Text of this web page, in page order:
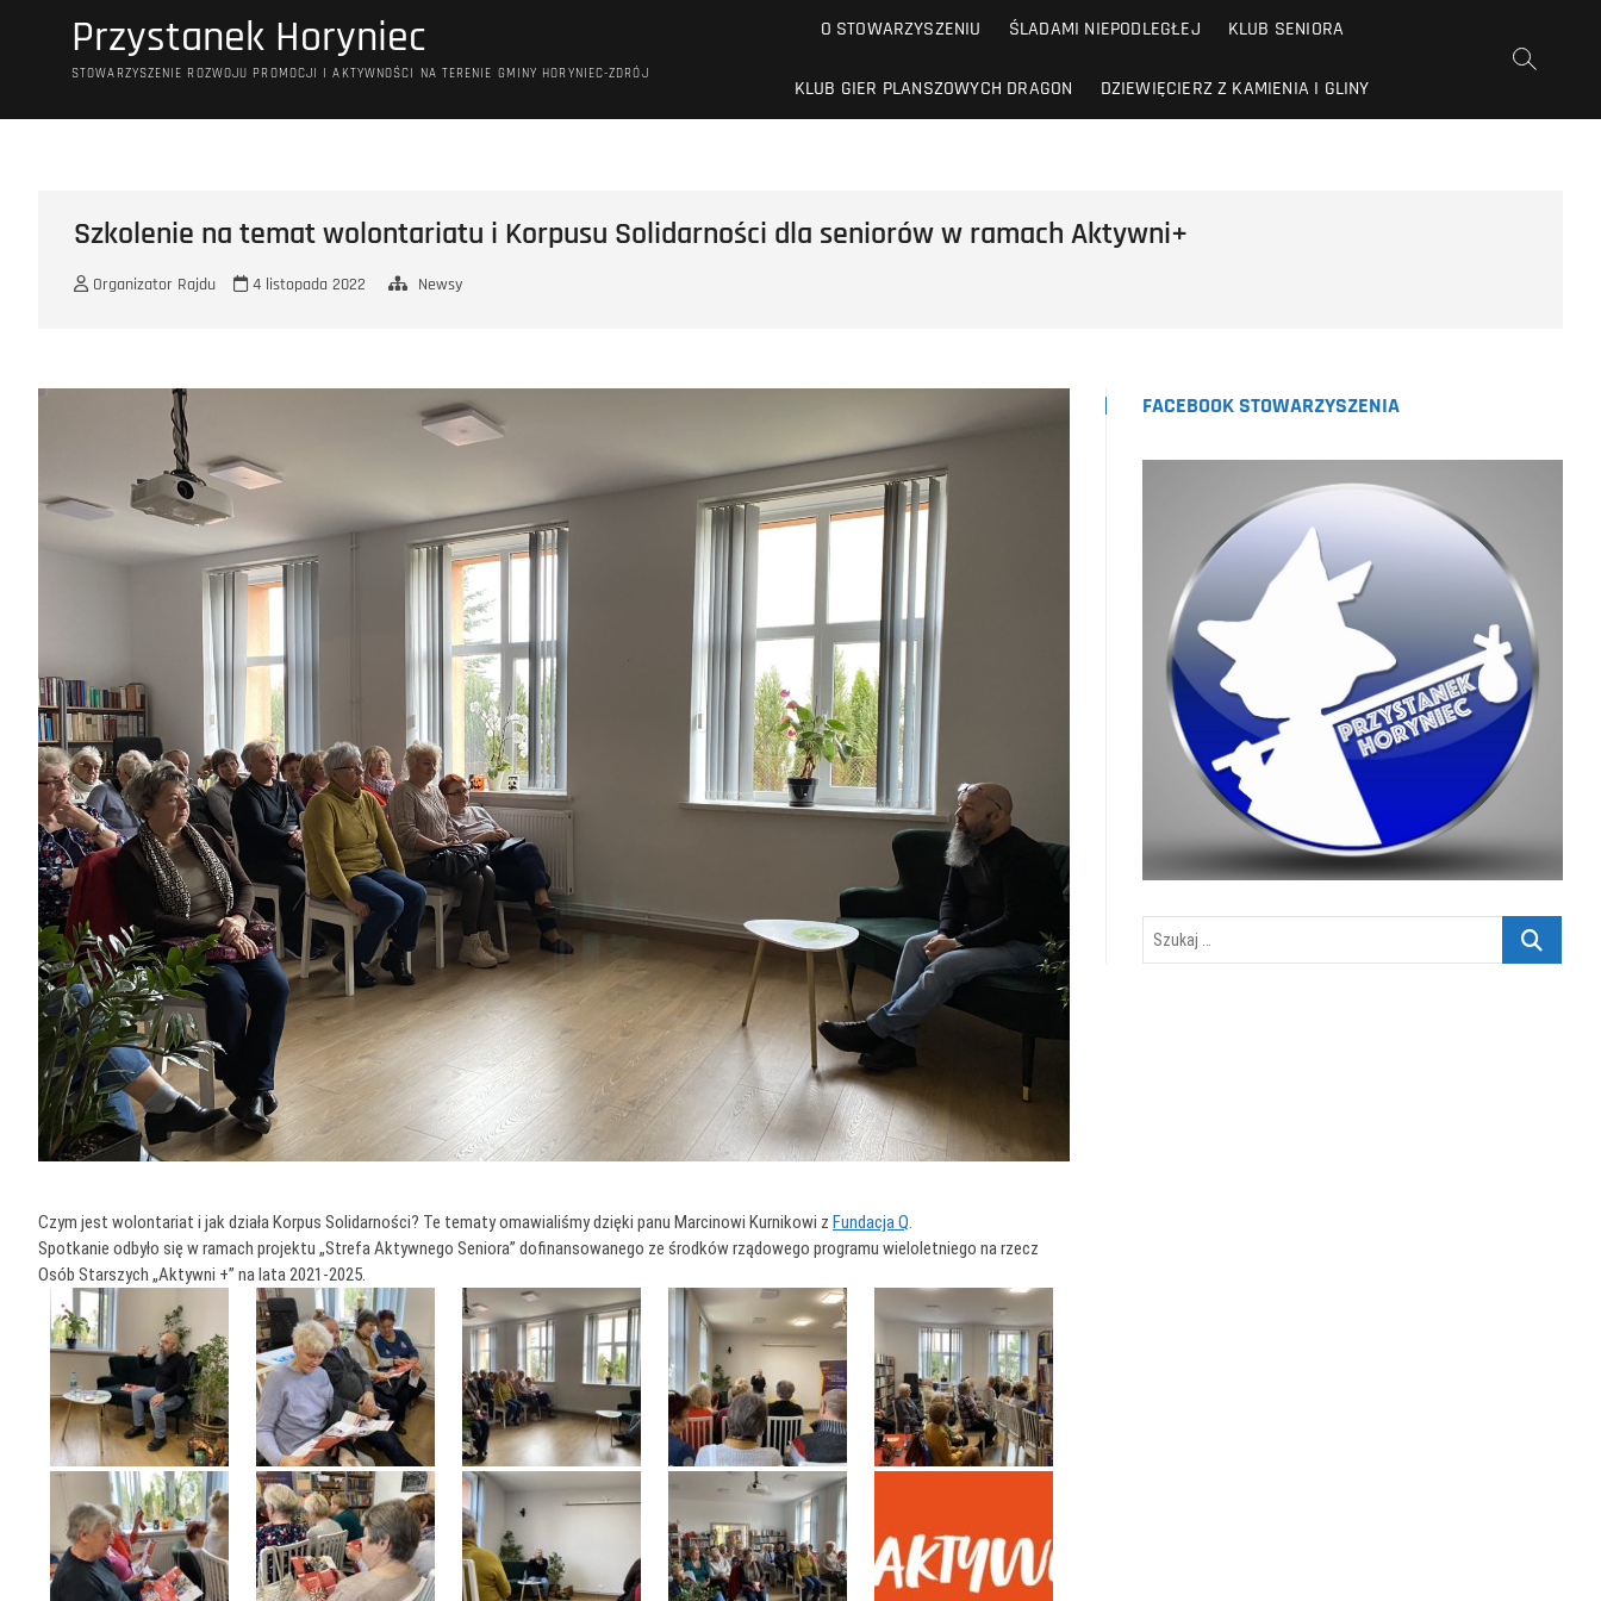
Przystanek Horyniec
STOWARZYSZENIE ROZWOJU PROMOCJI I AKTYWNOŚCI NA TERENIE GMINY HORYNIEC-ZDRÓJ
O STOWARZYSZENIU ŚLADAMI NIEPODLEGŁEJ KLUB SENIORA
KLUB GIER PLANSZOWYCH DRAGON DZIEWIĘCIERZ Z KAMIENIA I GLINY
Szkolenie na temat wolontariatu i Korpusu Solidarności dla seniorów w ramach Aktywni+
Organizator Rajdu 4 listopada 2022 Newsy
Czym jest wolontariat i jak działa Korpus Solidarności? Te tematy omawialiśmy dzięki panu Marcinowi Kurnikowi z Fundacja Q.
Spotkanie odbyło się w ramach projektu „Strefa Aktywnego Seniora” dofinansowanego ze środków rządowego programu wieloletniego na rzecz
Osób Starszych „Aktywni +” na lata 2021-2025.
FACEBOOK STOWARZYSZENIA
Szukaj